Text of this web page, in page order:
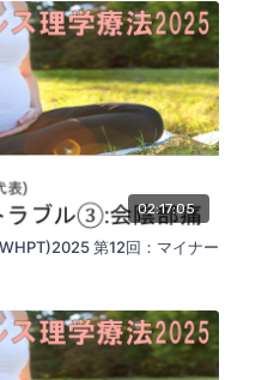
02:17:05
第12回：マイナー